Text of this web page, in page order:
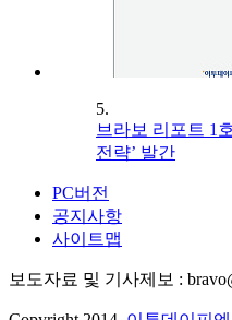
5.
브라보 리포트 1
전략’ 발간
PC버전
공지사항
사이트맵
보도자료 및 기사제보 :